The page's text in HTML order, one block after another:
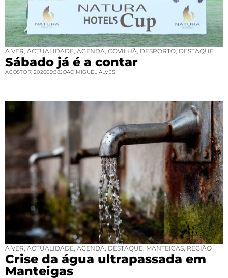
A VER ACTUALIDADE AGENDA COVILHÃ DESPORTO DESTAQUE
Sábado já é a contar
AGOSTO 7, 202609:38JOAO MIGUEL ALVES
A VER ACTUALIDADE AGENDA DESTAQUE MANTEIGAS REGIÃO
Crise da água ultrapassada em
Manteigas